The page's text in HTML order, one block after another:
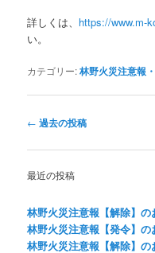
詳しくは、 https://www.m-
い。
カテゴリー:林野火災注意報
投
ナ
ビ
ー
シ
ョ
← 過去の投稿
最近の投稿
林野火災注意報【解除】の
林野火災注意報【発令】の
林野火災注意報【解除】の